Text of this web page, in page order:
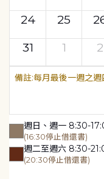
24
25
31
1 2
每月最後一週之
週日、週一 8:30-
(16:30停止借還書)
週二至週六 8:30-
(20:30停止借還書)